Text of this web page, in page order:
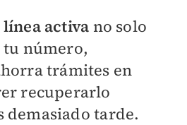
activa no solo
número,
trámites en
recuperarlo
demasiado tarde.